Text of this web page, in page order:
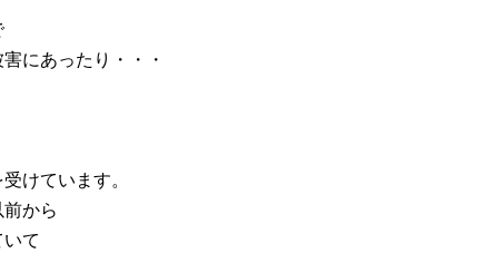
にあったり・・・
けています。
から
て